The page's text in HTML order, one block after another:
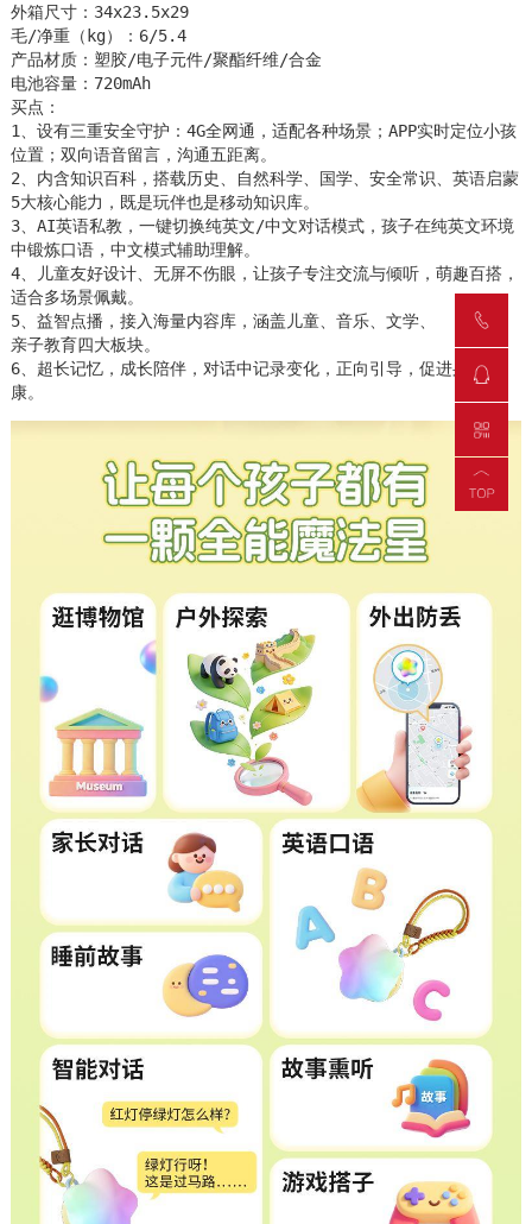
外箱尺寸：34x23.5x29
毛/净重（kg）：6/5.4
产品材质：塑胶/电子元件/聚酯纤维/合金
电池容量：720mAh
买点：
1、设有三重安全守护：4G全网通，适配各种场景；APP实时定位小孩
位置；双向语音留言，沟通五距离。
2、内含知识百科，搭载历史、自然科学、国学、安全常识、英语启蒙
5大核心能力，既是玩伴也是移动知识库。
3、AI英语私教，一键切换纯英文/中文对话模式，孩子在纯英文环境
中锻炼口语，中文模式辅助理解。
4、儿童友好设计、无屏不伤眼，让孩子专注交流与倾听，萌趣百搭，
适合多场景佩戴。
5、益智点播，接入海量内容库，涵盖儿童、音乐、文学、
亲子教育四大板块。
6、超长记忆，成长陪伴，对话中记录变化，正向引导，促进身心健
康。